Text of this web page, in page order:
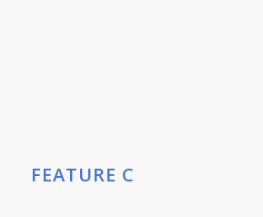
FEATURE C